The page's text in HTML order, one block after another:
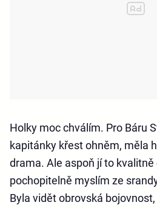
Holky moc chválím. Pro Báru
kapitánky křest ohněm, měla
drama. Ale aspoň jí to
pochopitelně myslím ze
Byla vidět obrovská